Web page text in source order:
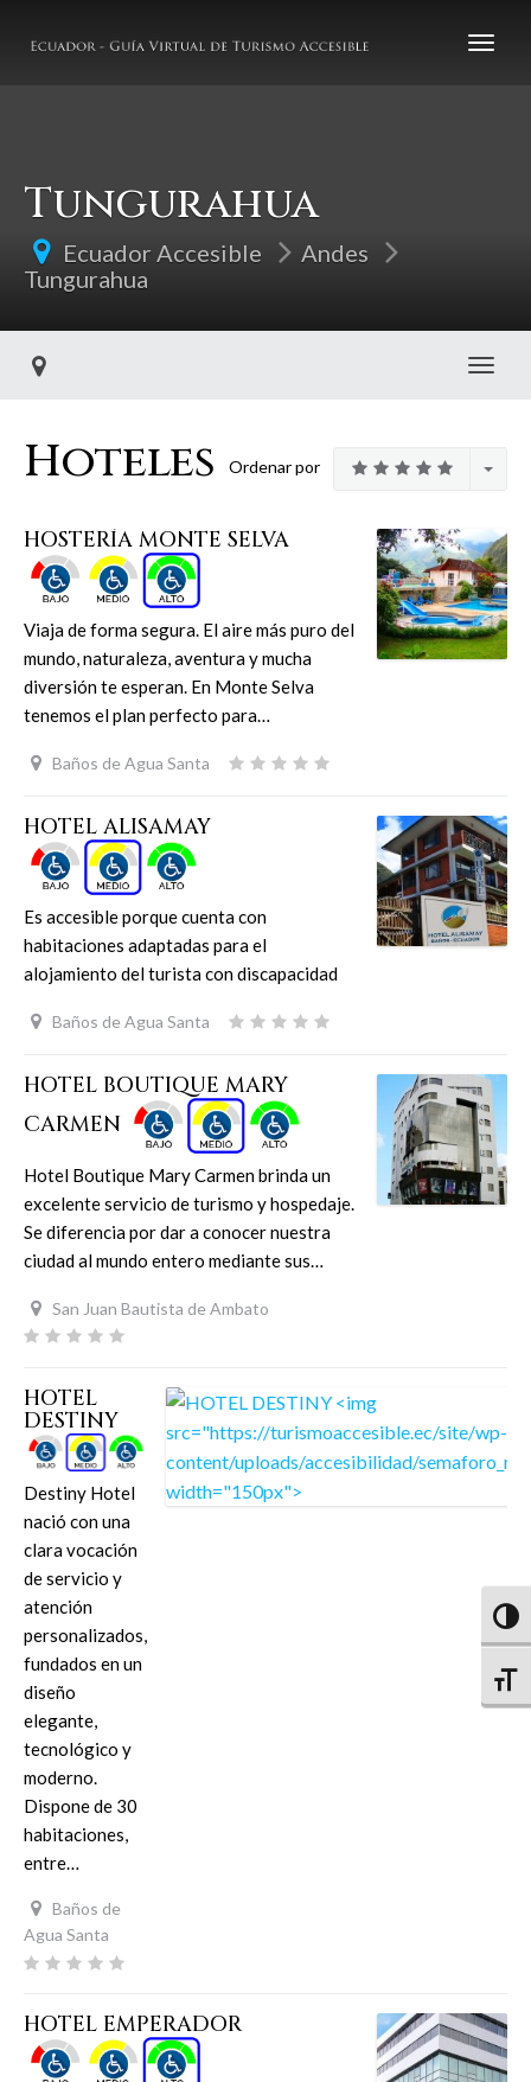
Tungurahua
Ecuador Accesible
Andes
Tungurahua
Hoteles Ordenar por
HOSTERÍA MONTE SELVA
Viaja de forma segura. El aire más puro del
mundo, naturaleza, aventura y mucha
diversión te esperan. En Monte Selva
tenemos el plan perfecto para…
Baños de Agua Santa
HOTEL ALISAMAY
Es accesible porque cuenta con
habitaciones adaptadas para el
alojamiento del turista con discapacidad
Baños de Agua Santa
HOTEL BOUTIQUE MARY
CARMEN
Hotel Boutique Mary Carmen brinda un
excelente servicio de turismo y hospedaje.
Se diferencia por dar a conocer nuestra
ciudad al mundo entero mediante sus…
San Juan Bautista de Ambato
HOTEL
DESTINY
Destiny Hotel
nació con una
clara vocación
de servicio y
atención
personalizados,
fundados en un
diseño
elegante,
tecnológico y
moderno.
Dispone de 30
habitaciones,
entre…
Baños de
Agua Santa
HOTEL EMPERADOR